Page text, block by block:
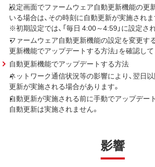
設定画面でファームウェア自動更新機能の更
いる場合は、その時刻に自動更新が実施されま
※初期設定では、「毎日 4:00～4:59」に設定さ
ファームウェア自動更新機能の設定を変更す
更新機能でアップデートする方法」を確認して
自動更新機能でアップデートする方法
ネットワーク通信状況等の影響により、翌日
更新が実施される場合があります。
自動更新が実施される前に手動でアップデー
自動更新は実施されません。
影響